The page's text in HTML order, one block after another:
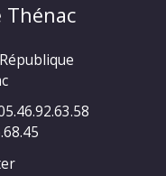
Thénac